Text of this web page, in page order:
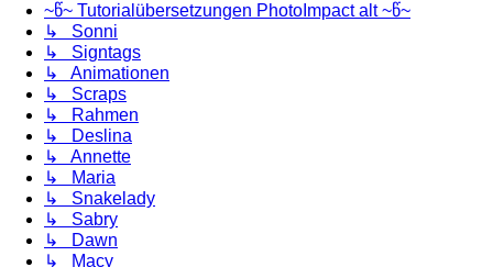
~წ~ Tutorialübersetzungen PhotoImpact alt ~წ~
↳ Sonni
↳ Signtags
↳ Animationen
↳ Scraps
↳ Rahmen
↳ Deslina
↳ Annette
↳ Maria
↳ Snakelady
↳ Sabry
↳ Dawn
↳ Macy